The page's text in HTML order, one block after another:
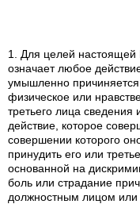
1. Для целей настоящей
означает любое
умышленно причиняется
физическое или
третьего лица сведения
действие, которое
совершении которого
принудить его или
основанной на
боль или страдание
должностным лицом